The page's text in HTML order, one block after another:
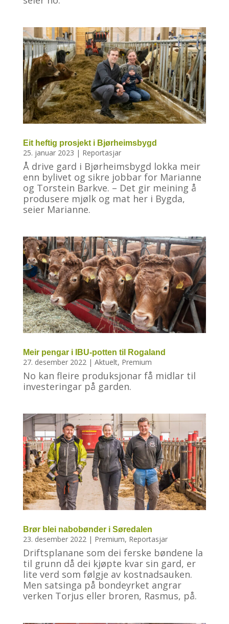
Eit heftig prosjekt i Bjørheimsbygd
25. januar 2023 | Reportasjar
Å drive gard i Bjørheimsbygd lokka meir
enn bylivet og sikre jobbar for Marianne
og Torstein Barkve. – Det gir meining å
produsere mjølk og mat her i Bygda,
seier Marianne.
Meir pengar i IBU-potten til Rogaland
27. desember 2022| Aktuelt, Premium
No kan fleire produksjonar få midlar til
investeringar på garden.
Brør blei nabobønder i Søredalen
23. desember 2022| Premium, Reportasjar
Driftsplanane som dei ferske bøndene la
til grunn då dei kjøpte kvar sin gard, er
lite verd som følgje av kostnadsauken.
Men satsinga på bondeyrket angrar
verken Torjus eller broren, Rasmus, på.